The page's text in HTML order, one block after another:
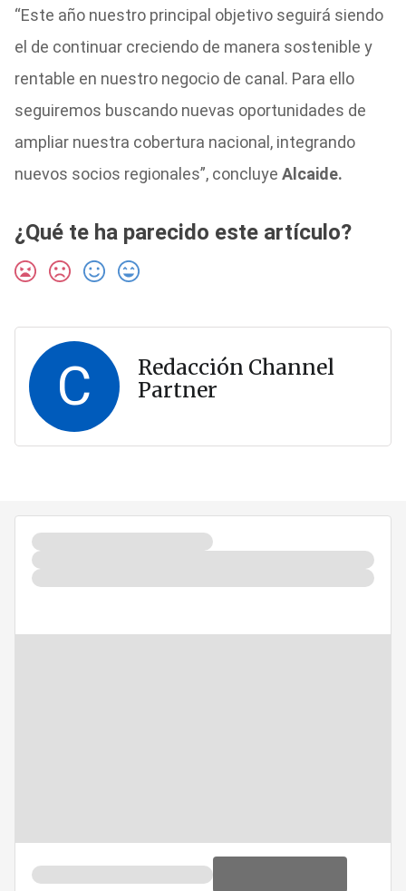
“Este año nuestro principal objetivo seguirá siendo
el de continuar creciendo de manera sostenible y
rentable en nuestro negocio de canal. Para ello
seguiremos buscando nuevas oportunidades de
ampliar nuestra cobertura nacional, integrando
nuevos socios regionales”, concluye Alcaide.
¿Qué te ha parecido este artículo?
C
Redacción Channel
Partner